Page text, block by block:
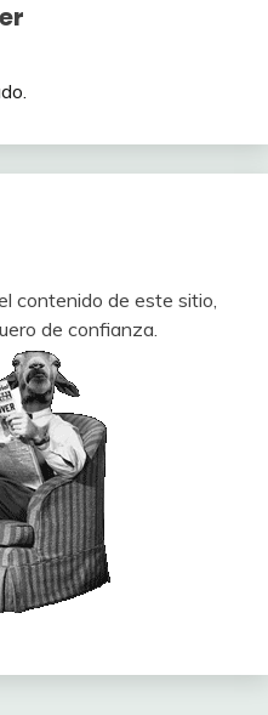
contenido de este sitio,
de confianza.